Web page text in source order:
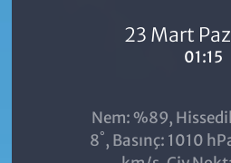
23 Mart
01:15
Nem: %89,
8°, Basınç: 1010